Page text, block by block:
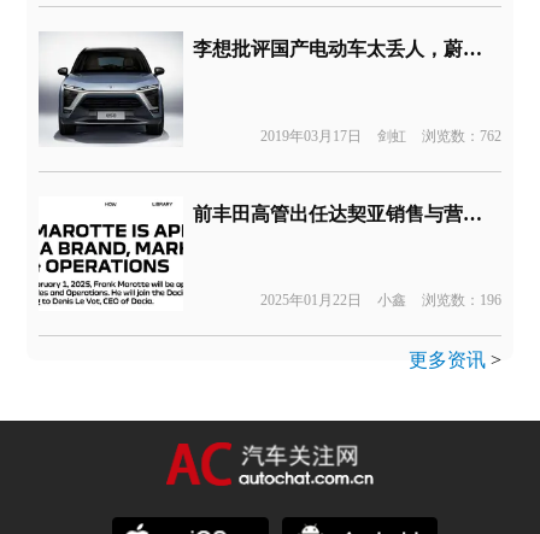
李想批评国产电动车太丢人，蔚来ES8官方直接撤走最大续航宣传
2019年03月17日 剑虹 浏览数：762
前丰田高管出任达契亚销售与营销负责人
2025年01月22日 小鑫 浏览数：196
更多资讯>